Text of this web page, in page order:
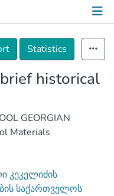
Statistics
historical
GEORGIAN
Materials
კეკელიძის
საქართველოს